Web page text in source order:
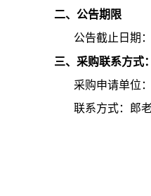
二、公告期限
公告截止日期：
三、 采购联系方式：
采购申请单位
联系方式：
郎